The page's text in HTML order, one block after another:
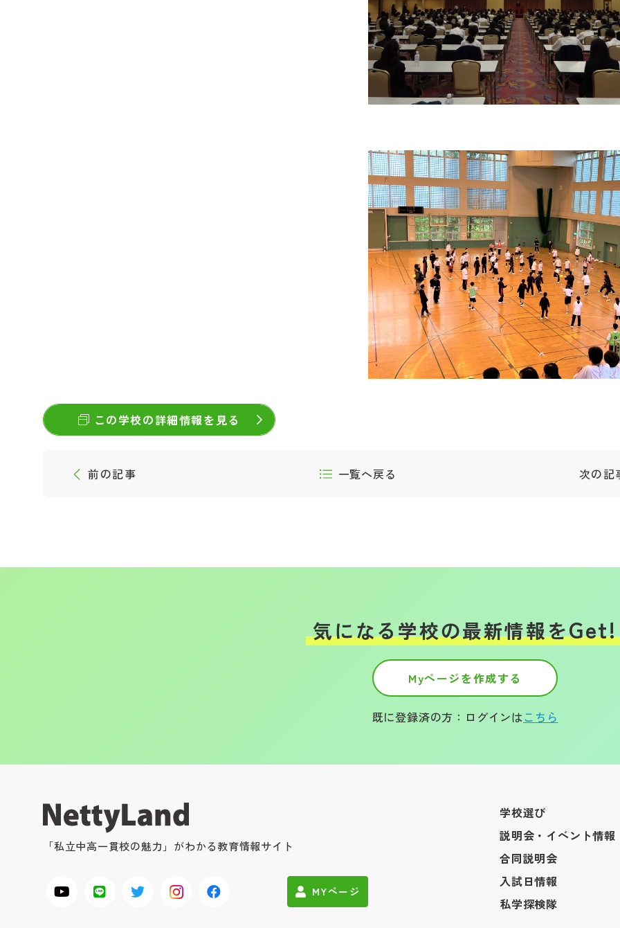
この学校の詳細情報を見る
前の記事 一覧へ戻る 次の記
気になる学校の最新情報をGet!
Myページを作成する
既に登録済の方：ログインはこちら
「私立中高一貫校の魅力」がわかる教育情報サイト
MYページ
学校選び
説明会・イベント情報
合同説明会
入試日情報
私学探検隊